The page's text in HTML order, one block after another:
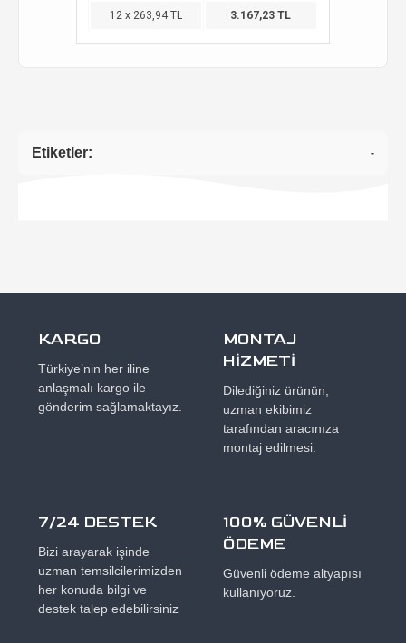
12 x 263,94 TL 3.167,23 TL
Etiketler: -
KARGO
Türkiye’nin her iline
anlaşmalı kargo ile
gönderim sağlamaktayız.
MONTAJ
HİZMETİ
Dilediğiniz ürünün,
uzman ekibimiz
tarafından aracınıza
montaj edilmesi.
7/24 DESTEK
Bizi arayarak işinde
uzman temsilcilerimizden
her konuda bilgi ve
destek talep edebilirsiniz
100% GÜVENLİ
ÖDEME
Güvenli ödeme altyapısı
kullanıyoruz.